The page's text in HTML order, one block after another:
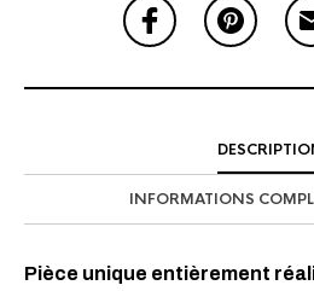
INFORMATIONS
Pièce unique entièrement